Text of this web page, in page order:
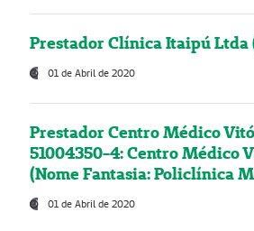
Prestador Clínica Itaipú Ltda
01 de Abril de 2020
Prestador Centro Médico
51004350-4: Centro Médico
(Nome Fantasia: Policlínica
01 de Abril de 2020